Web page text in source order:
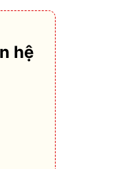
hệ